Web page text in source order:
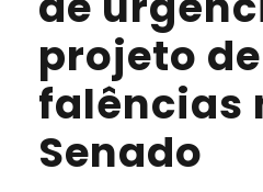
projeto
falências
Senado